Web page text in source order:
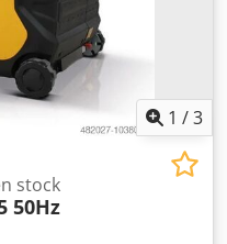
1 /3
stock
50Hz